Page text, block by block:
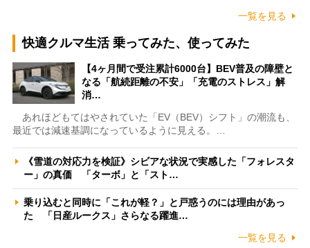
一覧を見る
快適クルマ生活 乗ってみた、使ってみた
【4ヶ月間で受注累計6000台】BEV普及の障壁と
なる「航続距離の不安」「充電のストレス」解
消…
あれほどもてはやされていた「EV（BEV）シフト」の潮流も、
最近では減速基調になっているように見える。…
《雪道の対応力を検証》シビアな状況で実感した「フォレスタ
ー」の真価 「ターボ」と「スト…
乗り込むと同時に「これが軽？」と戸惑うのには理由があっ
た 「日産ルークス」さらなる躍進…
一覧を見る